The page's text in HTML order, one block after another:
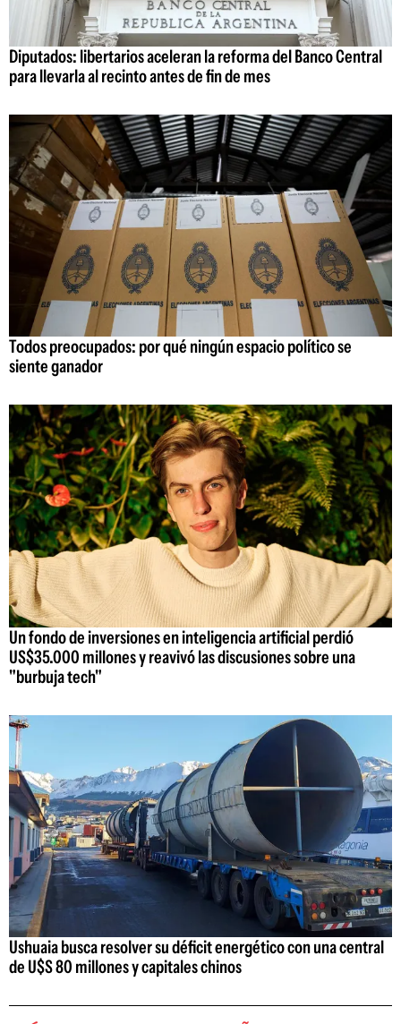
Diputados: libertarios aceleran la reforma del Banco Central
para llevarla al recinto antes de fin de mes
Todos preocupados: por qué ningún espacio político se
siente ganador
Un fondo de inversiones en inteligencia artificial perdió
US$35.000 millones y reavivó las discusiones sobre una
"burbuja tech"
Ushuaia busca resolver su déficit energético con una central
de U$S 80 millones y capitales chinos